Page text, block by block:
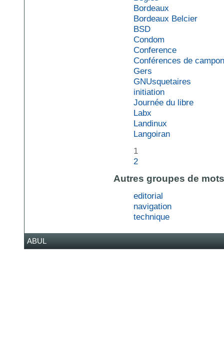
Bordeaux
Bordeaux Belcier
BSD
Condom
Conference
Conférences de
Gers
GNUsquetaires
initiation
Journée du libre
Labx
Landinux
Langoiran
1
2
Autres groupes de
editorial
navigation
technique
ABUL